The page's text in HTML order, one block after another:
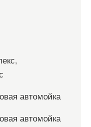
автомойка
автомойка